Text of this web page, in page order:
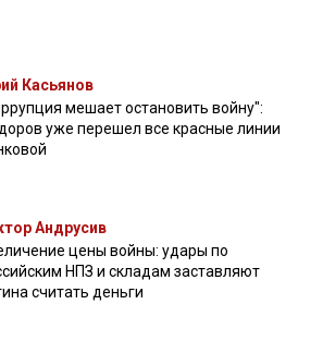
Касьянов
мешает остановить войну":
уже перешел все красные линии
Андрусив
цены войны: удары по
НПЗ и складам заставляют
считать деньги